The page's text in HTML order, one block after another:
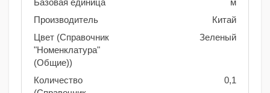
Базовая единица
м
Производитель
Китай
Цвет (Справочник
"Номенклатура"
(Общие))
Зеленый
Количество
0,1